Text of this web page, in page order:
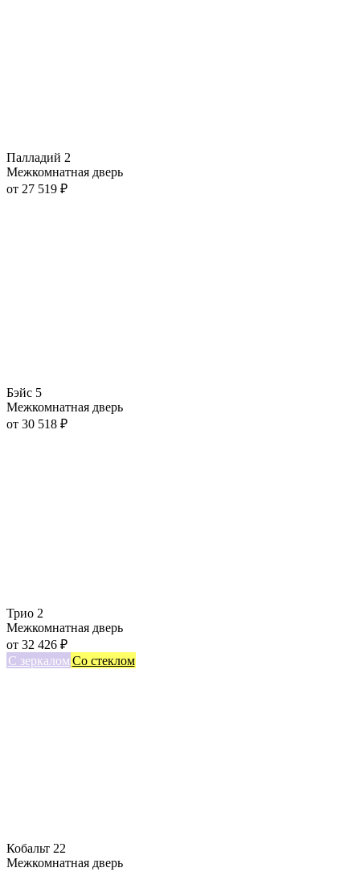
Палладий 2
Межкомнатная дверь
от 27 519 ₽
Бэйс 5
Межкомнатная дверь
от 30 518 ₽
Трио 2
Межкомнатная дверь
от 32 426 ₽
С зеркалом Со стеклом
Кобальт 22
Межкомнатная дверь